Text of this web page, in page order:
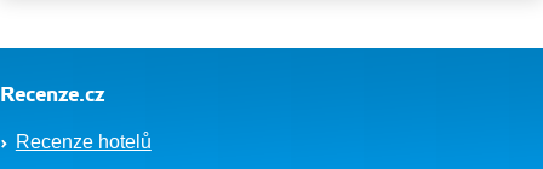
Recenze.cz
Recenze hotelů